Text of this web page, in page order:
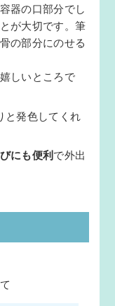
器の口部分でし
が大切です。筆
の部分にのせる
しいところで
と発色してくれ
にも便利で外出